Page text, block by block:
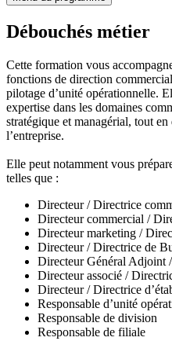
Débouchés métier
Cette formation vous
fonctions de direction
pilotage d’unité opérationnelle.
expertise dans les domaines
stratégique et managérial, tout
l’entreprise.
Elle peut notamment vous
telles que :
Directeur / Directrice
Directeur commercial /
Directeur marketing /
Directeur / Directrice de
Directeur Général Adjoint
Directeur associé /
Directeur / Directrice
Responsable d’unité
Responsable de division
Responsable de filiale